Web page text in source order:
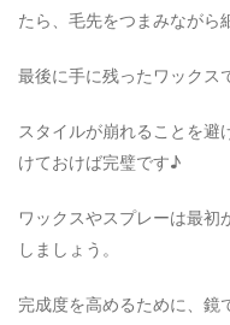
たら、毛先をつまみながら
最後に手に残ったワックス
スタイルが崩れることを避
けておけば完璧です♪
ワックスやスプレーは最初
しましょう。
完成度を高めるために、鏡